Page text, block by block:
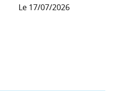
Le 17/07/2026